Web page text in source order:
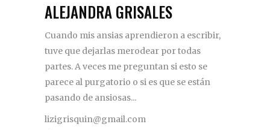
ALEJANDRA GRISALES
Cuando mis ansias aprendieron a escribir,
tuve que dejarlas merodear por todas
partes. A veces me preguntan si esto se
parece al purgatorio o si es que se están
pasando de ansiosas...
lizigrisquin@gmail.com